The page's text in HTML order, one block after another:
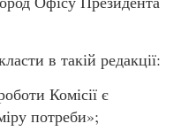
в такій редакції:
Комісії є
потреби»;